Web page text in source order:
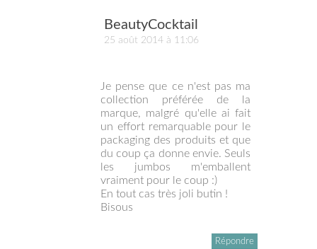
BeautyCocktail
25 août 2014 à 11:06
Je pense que ce n'est pas ma
collection préférée de la
marque, malgré qu'elle ai fait
un effort remarquable pour le
packaging des produits et que
du coup ça donne envie. Seuls
les jumbos m'emballent
vraiment pour le coup :)
En tout cas très joli butin !
Bisous
Répondre